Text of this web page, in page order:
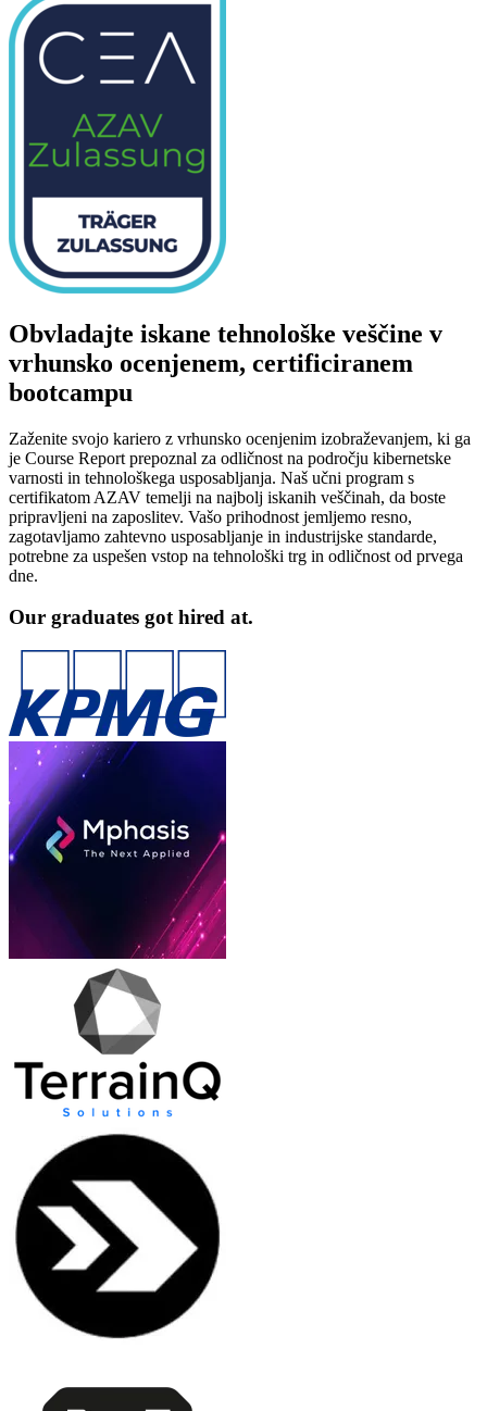
Obvladajte iskane tehnološke veščine v
vrhunsko ocenjenem, certificiranem
bootcampu
Zaženite svojo kariero z vrhunsko ocenjenim izobraževanjem, ki ga
je Course Report prepoznal za odličnost na področju kibernetske
varnosti in tehnološkega usposabljanja. Naš učni program s
certifikatom AZAV temelji na najbolj iskanih veščinah, da boste
pripravljeni na zaposlitev. Vašo prihodnost jemljemo resno,
zagotavljamo zahtevno usposabljanje in industrijske standarde,
potrebne za uspešen vstop na tehnološki trg in odličnost od prvega
dne.
Our graduates got hired at.